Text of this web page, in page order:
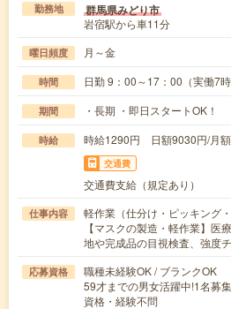
勤務地 群馬県みどり市
岩宿駅から車11分
曜日頻度 月～金
時間 日勤 9：00～17：00（実働7時
期間 ・長期 ・即日スタートOK！
時給 時給1290円 日額9030円/月
交通費
交通費支給（規定あり）
仕事内容
軽作業（仕分け・ピッキング
【マスクの製造・軽作業】医
地や完成品の目視検査、強度
応募資格
職種未経験OK / ブランクOK
59才までの男女活躍中!1名募
資格・経験不問